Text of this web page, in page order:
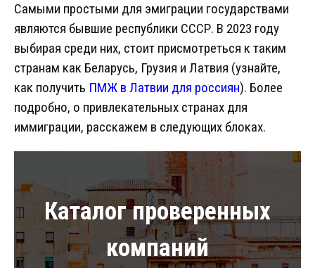
Самыми простыми для эмиграции государствами
являются бывшие республики СССР. В 2023 году
выбирая среди них, стоит присмотреться к таким
странам как Беларусь, Грузия и Латвия (узнайте,
как получить ПМЖ в Латвии для россиян). Более
подробно, о привлекательных странах для
иммиграции, расскажем в следующих блоках.
Каталог проверенных
компаний